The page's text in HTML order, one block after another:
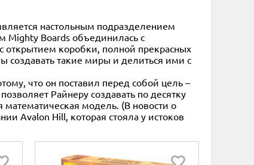
настольным подразделением
Mighty Boards объединилась с
открытием коробки, полной прекрасных
создавать такие миры и делиться ими с
что он поставил перед собой цель –
Райнеру создавать по десятку
математическая модель. (В новости о
Avalon Hill, которая стояла у истоков